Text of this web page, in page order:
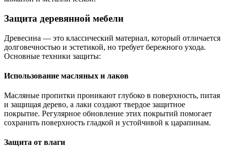
Защита деревянной мебели
Древесина — это классический материал, который отличается
долговечностью и эстетикой, но требует бережного ухода.
Основные техники защиты:
Использование масляных и лаков
Масляные пропитки проникают глубоко в поверхность, питая
и защищая дерево, а лаки создают твердое защитное
покрытие. Регулярное обновление этих покрытий помогает
сохранить поверхность гладкой и устойчивой к царапинам.
Защита от влаги